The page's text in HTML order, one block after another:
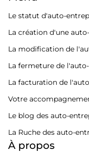
Le statut d'auto-
La création d'une
La modification de
La fermeture de
La facturation de
Votre
Le blog des auto-
La Ruche des auto-
À propos